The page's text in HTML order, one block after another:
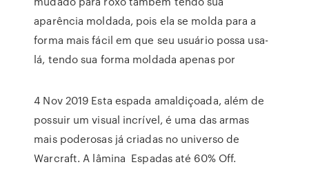
aparência moldada, pois ela se molda para a
forma mais fácil em que seu usuário possa usa-
lá, tendo sua forma moldada apenas por
4 Nov 2019 Esta espada amaldiçoada, além de
possuir um visual incrível, é uma das armas
mais poderosas já criadas no universo de
Warcraft. A lâmina Espadas até 60% Off.